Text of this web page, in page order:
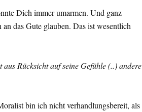
Dich immer umarmen. Und ganz
das Gute glauben. Das ist wesentlich
Rücksicht auf seine Gefühle (..) andere
bin ich nicht verhandlungsbereit, als